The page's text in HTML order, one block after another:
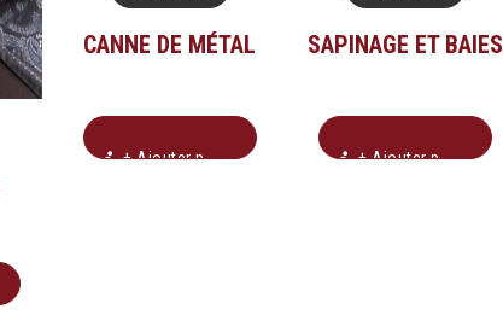
CANNE DE MÉTAL
+ Ajouter pour soumission
SAPINAGE ET BAIES
+ Ajouter pour soumission